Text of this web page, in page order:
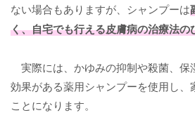
ない場合もありますが、シャンプーは
く、自宅でも行える皮膚病の治療法の
実際には、かゆみの抑制や殺菌、保
効果がある薬用シャンプーを使用し、
ことになります。